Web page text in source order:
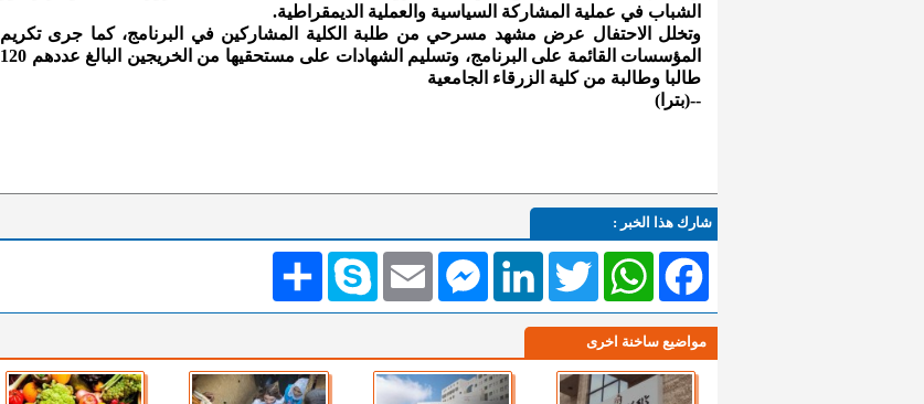
الشباب في عملية المشاركة السياسية والعملية الديمقراطية.
وتخلل الاحتفال عرض مشهد مسرحي من طلبة الكلية المشاركين في البرنامج، كما جرى تكريم
المؤسسات القائمة على البرنامج، وتسليم الشهادات على مستحقيها من الخريجين البالغ عددهم 120
طالبا وطالبة من كلية الزرقاء الجامعية
--(بترا)
شارك هذا الخبر :
انشر Skype EmailMessengerLinkedIn TwitterWhatsAppFacebook
مواضيع ساخنة اخرى